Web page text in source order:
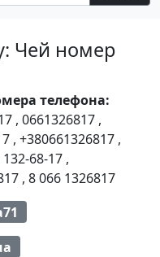
Чей номер
телефона:
, 0661326817 ,
, +380661326817 ,
68-17 ,
, 8 066 1326817